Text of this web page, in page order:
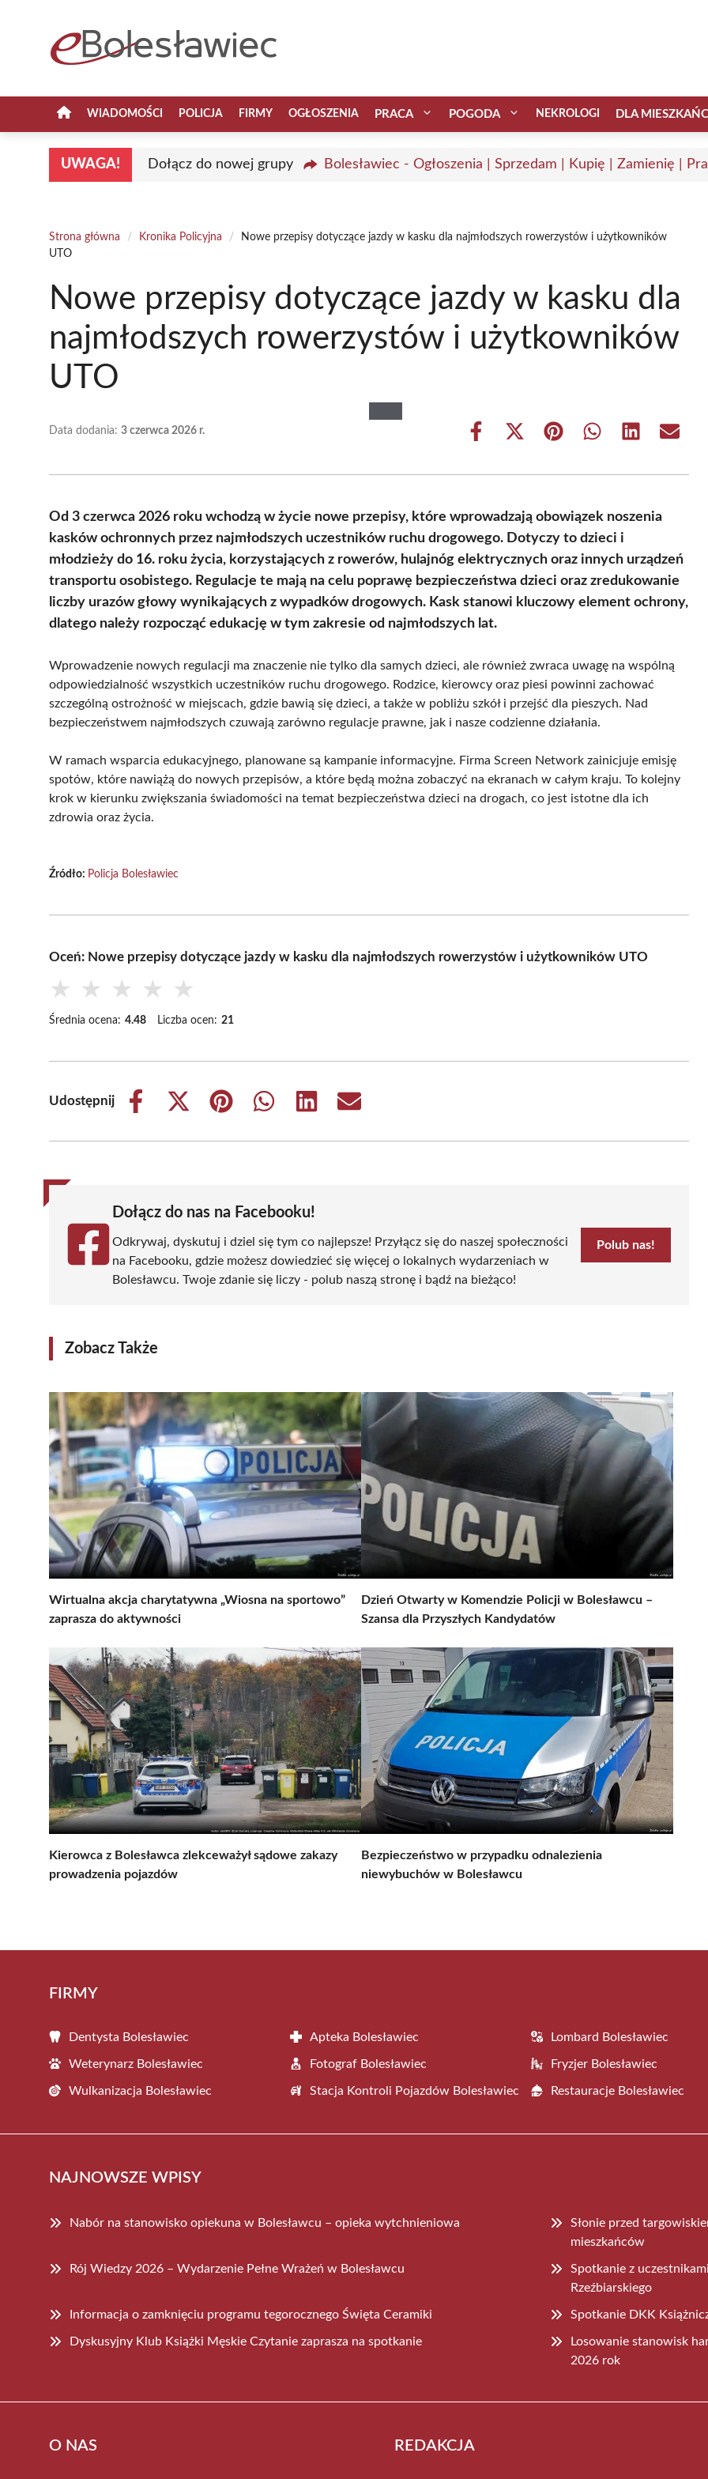
WIADOMOŚCI POLICJA FIRMY OGŁOSZENIA PRACA POGODA NEKROLOGI DLA
UWAGA! Dołącz do nowej grupy Bolesławiec - Ogłoszenia | Sprzedam | Kupię | Zamienię |
Strona główna / Kronika Policyjna /
Nowe przepisy dotyczące jazdy w kasku dla najmłodszych rowerzystów i użytkowników
UTO
Nowe przepisy dotyczące jazdy w kasku dla
najmłodszych rowerzystów i użytkowników
UTO
Data dodania: 3 czerwca 2026 r.
Share
Share
(Twitter)
Share Share Share Share
Od 3 czerwca 2026 roku wchodzą w życie nowe przepisy, które wprowadzają obowiązek noszenia
kasków ochronnych przez najmłodszych uczestników ruchu drogowego. Dotyczy to dzieci i
młodzieży do 16. roku życia, korzystających z rowerów, hulajnóg elektrycznych oraz innych urządzeń
transportu osobistego. Regulacje te mają na celu poprawę bezpieczeństwa dzieci oraz zredukowanie
liczby urazów głowy wynikających z wypadków drogowych. Kask stanowi kluczowy element ochrony,
dlatego należy rozpocząć edukację w tym zakresie od najmłodszych lat.
Wprowadzenie nowych regulacji ma znaczenie nie tylko dla samych dzieci, ale również zwraca uwagę na wspólną
odpowiedzialność wszystkich uczestników ruchu drogowego. Rodzice, kierowcy oraz piesi powinni zachować
szczególną ostrożność w miejscach, gdzie bawią się dzieci, a także w pobliżu szkół i przejść dla pieszych. Nad
bezpieczeństwem najmłodszych czuwają zarówno regulacje prawne, jak i nasze codzienne działania.
W ramach wsparcia edukacyjnego, planowane są kampanie informacyjne. Firma Screen Network zainicjuje emisję
spotów, które nawiążą do nowych przepisów, a które będą można zobaczyć na ekranach w całym kraju. To kolejny
krok w kierunku zwiększania świadomości na temat bezpieczeństwa dzieci na drogach, co jest istotne dla ich
zdrowia oraz życia.
Źródło: Policja Bolesławiec
Oceń: Nowe przepisy dotyczące jazdy w kasku dla najmłodszych rowerzystów i użytkowników UTO
★ ★ ★ ★ ★
Średnia ocena: 4.48 Liczba ocen: 21
Udostępnij
Share
Share
(Twitter)
Share
Share
Share
Share
Dołącz do nas na Facebooku!
Odkrywaj, dyskutuj i dziel się tym co najlepsze! Przyłącz się do naszej społeczności
na Facebooku, gdzie możesz dowiedzieć się więcej o lokalnych wydarzeniach w
Bolesławcu. Twoje zdanie się liczy - polub naszą stronę i bądź na bieżąco!
Polub nas!
Zobacz Także
Wirtualna akcja charytatywna „Wiosna na sportowo”
zaprasza do aktywności
Dzień Otwarty w Komendzie Policji w Bolesławcu –
Szansa dla Przyszłych Kandydatów
Kierowca z Bolesławca zlekceważył sądowe zakazy
prowadzenia pojazdów
Bezpieczeństwo w przypadku odnalezienia
niewybuchów w Bolesławcu
FIRMY
Dentysta Bolesławiec Apteka Bolesławiec Lombard Bolesławiec
Weterynarz Bolesławiec Fotograf Bolesławiec Fryzjer Bolesławiec
Wulkanizacja Bolesławiec Stacja Kontroli Pojazdów Bolesławiec Restauracje Bolesławiec
NAJNOWSZE WPISY
Nabór na stanowisko opiekuna w Bolesławcu – opieka wytchnieniowa
Słonie przed
mieszkańców
Rój Wiedzy 2026 – Wydarzenie Pełne Wrażeń w Bolesławcu
Spotkanie z
Rzeźbiarskiego
Informacja o zamknięciu programu tegorocznego Święta Ceramiki Spotkanie DKK
Dyskusyjny Klub Książki Męskie Czytanie zaprasza na spotkanie
Losowanie stanowisk
2026 rok
O NAS REDAKCJA